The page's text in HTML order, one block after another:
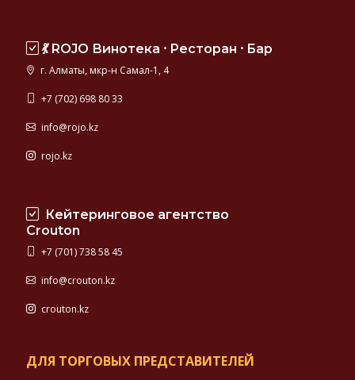
💃 ROJO Винотека ⸱ Ресторан ⸱ Бар
г. Алматы, мкр-н Самал-1, 4
+7 (702) 698 80 33
info@rojo.kz
rojo.kz
Кейтеринговое агентство
Crouton
+7 (701) 738 58 45
info@crouton.kz
crouton.kz
ДЛЯ ТОРГОВЫХ ПРЕДСТАВИТЕЛЕЙ